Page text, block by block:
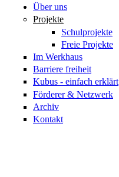
Über uns
Projekte
Schulprojekte
Freie Projekte
Im Werkhaus
Barriere freiheit
Kubus - einfach erklärt
Förderer & Netzwerk
Archiv
Kontakt